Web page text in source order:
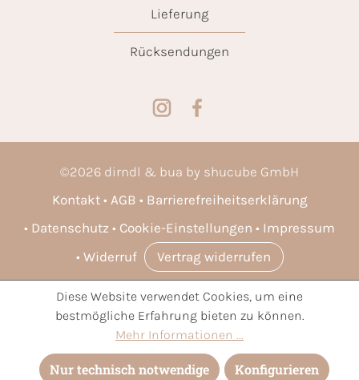
Lieferung
Rücksendungen
©2026 dirndl & bua by shucube GmbH
Kontakt
AGB
Barrierefreiheitserklärung
Datenschutz
Cookie-Einstellungen
Impressum
Widerruf
Vertrag widerrufen
* Alle Preise inkl. gesetzl. Mehrwertsteuer zzgl.Versandkosten
und ggf. Nachnahmegebühren, wenn nicht anders angegeben.
Diese Website verwendet Cookies, um eine
bestmögliche Erfahrung bieten zu können.
Mehr Informationen ...
Nur technisch notwendige Konfigurieren